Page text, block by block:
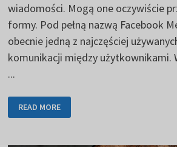
wiadomości. Mogą one oczywiście
formy. Pod pełną nazwą Facebook
obecnie jedną z najczęściej
komunikacji między użytkownikami.
...
MESSENGER
TO
PRAKTYCZNA
READ MORE